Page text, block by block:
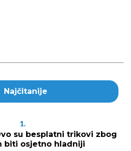
Najčitanije
1.
su besplatni trikovi zbog
biti osjetno hladniji